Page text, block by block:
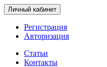
Личный кабинет
Регистрация
Авторизация
Статьи
Контакты